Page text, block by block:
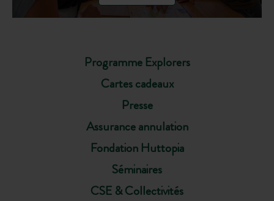
Programme Explorers
Cartes cadeaux
Presse
Assurance annulation
Fondation Huttopia
Séminaires
CSE & Collectivités